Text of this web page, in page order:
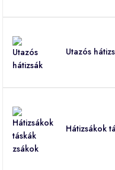
Utazós
Hátizsákok